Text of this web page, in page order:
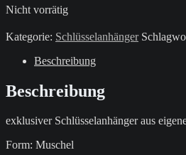
Nicht vorrätig
Kategorie: Schlüsselanhänger
Beschreibung
Beschreibung
exklusiver Schlüsselanhänger aus
Form: Muschel